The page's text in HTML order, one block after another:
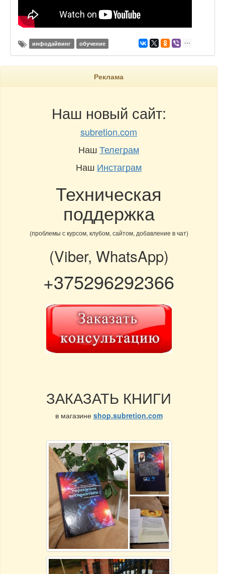
инфодайвинг обучение
Реклама
Наш новый сайт:
subretion.com
НашТелеграм
Наш Инстаграм
Техническая
поддержка
(проблемы с курсом, клубом, сайтом, добавление в чат)
(Viber, WhatsApp)
+375296292366
ЗАКАЗАТЬ КНИГИ
в магазине shop.subretion.com